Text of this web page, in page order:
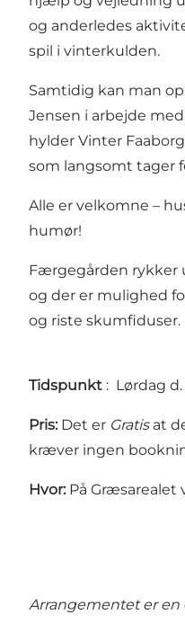
og anderledes
spil i vinterkulden.
Samtidig kan man
Jensen i arbejde
hylder Vinter
som langsomt tager
Alle er velkomne –
humør!
Færgegården rykker
og der er mulighed
og riste skumfiduser.
Tidspunkt : Lørdag d.
Pris: Det er Gratisat
kræver ingen
Hvor: På Græsarealet
Arrangementet er en